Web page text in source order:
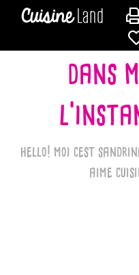
dans
hello! moi cest
aime
CONTACTER